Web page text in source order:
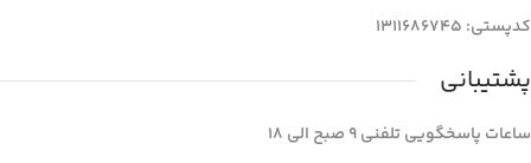
کدپستی: 1311686745
پشتیبانی
ساعات پاسخگویی تلفنی 9 صبح الی 18